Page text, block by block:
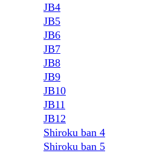
JB4
JB5
JB6
JB7
JB8
JB9
JB10
JB11
JB12
Shiroku ban 4
Shiroku ban 5